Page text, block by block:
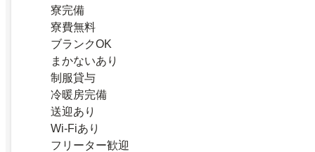
寮完備
寮費無料
ブランクOK
まかないあり
制服貸与
冷暖房完備
送迎あり
Wi-Fiあり
フリーター歓迎